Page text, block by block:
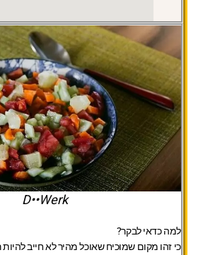
D••Werk
למה כדאי לבקר?
כי זהו מקום שמוכיח שאוכל מהיר לא חייב